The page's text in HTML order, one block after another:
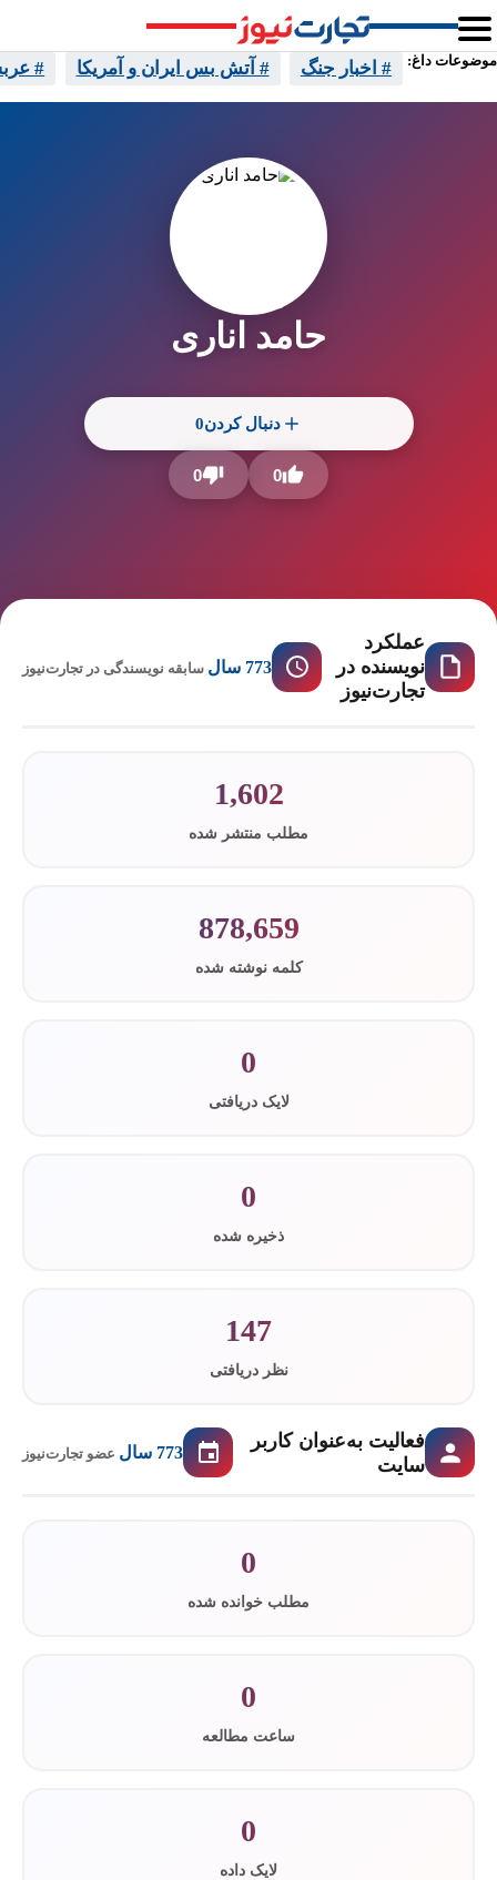
موضوعات داغ: # اخبار جنگ # آتش بس ایران و آمریکا #
حامد اناری
دنبال کردن0
0
0
عملکرد
نویسنده در
تجارت‌نیوز
773 سال سابقه نویسندگی در تجارت‌نیوز
1,602
مطلب منتشر شده
878,659
کلمه نوشته شده
0
لایک دریافتی
0
ذخیره شده
147
نظر دریافتی
فعالیت به‌عنوان کاربر
سایت
773 سال عضو تجارت‌نیوز
0
مطلب خوانده شده
0
ساعت مطالعه
0
لایک داده